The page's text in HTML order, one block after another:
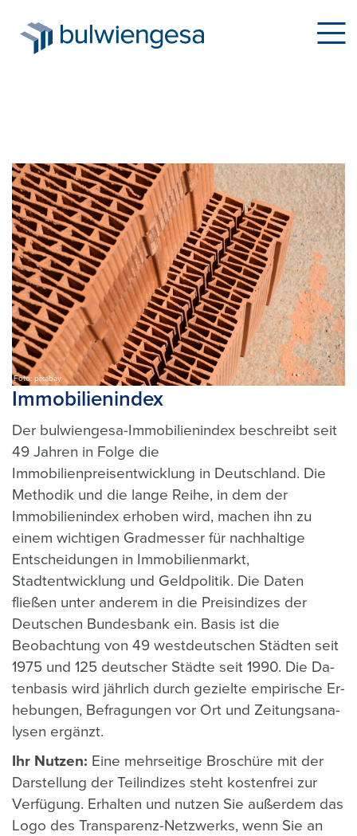
Inhalt
Foto: pixabay
Immobilienindex
Der bul­wi­en­ge­sa-Im­mo­bi­li­en­in­dex beschreibt seit
49 Jahren in Folge die
Immobilienpreisentwicklung in Deutschland. Die
Methodik und die lange Reihe, in dem der
Immobilienindex erhoben wird, machen ihn zu
einem wichtigen Gradmesser für nachhaltige
Entscheidungen in Immobilienmarkt,
Stadtentwicklung und Geldpolitik. Die Daten
fließen unter anderem in die Preisindizes der
Deutschen Bundesbank ein. Ba­sis ist die
Beobachtung von 49 west­deut­schen Städ­ten seit
1975 und 125 deut­scher Städ­te seit 1990. Die­ Da­
ten­ba­sis wird jähr­lich durch ge­ziel­te em­pi­ri­sche Er­
he­bun­gen, Be­fra­gun­gen vor Ort und Zei­tungs­ana­
ly­sen er­gänzt.
Ihr Nutzen: Eine mehrseitige Broschüre mit der
Darstellung der Teilindizes steht kostenfrei zur
Verfügung. Erhalten und nutzen Sie außerdem das
Logo des Transparenz-Netzwerks, wenn Sie an